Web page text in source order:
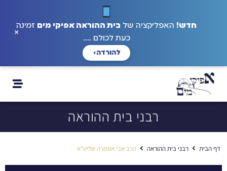
חדש! האפליקציה של בית ההוראה אפיקי מים זמינה
כעת לכולם ....
להורדה›
×
רבני בית ההוראה
דף הבית רבני בית ההוראה הרב אבי אסמרה שליט"א